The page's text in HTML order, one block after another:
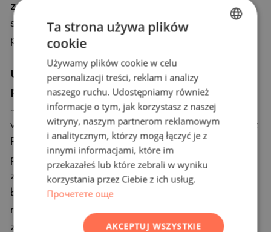
za te nieruchomosc w celu uzyskania
szczegolowych informacji dotyczacych
procedury zakupu i metod platnosci.
Uslugi dodatkowe i obsluga
posprzedazowa
Jestesmy sprawdzona firma o dobrej reputacji i
wieloletnim doswiadczeniu. Dlatego bedziemy z
Panstwem nie tylko w trakcie zakupu, ale takze
po jego zakonczeniu, swiadczac na Panstwa
zyczenie dodatkowe uslugi, aby w pelni i
bezproblemowo korzystac z nowo zakupionej
nieruchomosci. Uslugi, ktore mozemy
zaoferowac, obejmuja uzyskanie zgody na
RUSSIAN
GERMAN
FRENCH
ROMANIAN
Ta strona używa plików
cookie
Używamy plików cookie w celu
personalizacji treści, reklam i analizy
naszego ruchu. Udostępniamy również
informacje o tym, jak korzystasz z naszej
witryny, naszym partnerom reklamowym
i analitycznym, którzy mogą łączyć je z
innymi informacjami, które im
przekazałeś lub które zebrali w wyniku
korzystania przez Ciebie z ich usług.
Прочетете още
AKCEPTUJ WSZYSTKIE